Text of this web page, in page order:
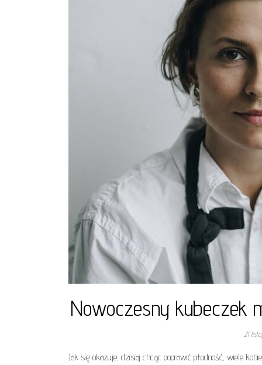
Nowoczesny kubeczek
21
Jak się okazuje, dzisiaj chcąc poprawić płodność, wiele